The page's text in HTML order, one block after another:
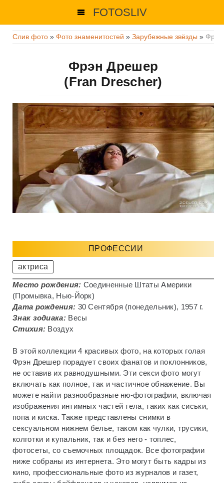
FOTOSLIV
Слив фото » Фото знаменитостей » Зарубежные звёзды »
Фрэн Дрешер
(Fran Drescher)
ПРОФЕССИИ
актриса
Место рождения: Соединенные Штаты Америки
(Промывка, Нью-Йорк)
Дата рождения: 30 Сентября (понедельник), 1957 г.
Знак зодиака:Весы
Стихия: Воздух
В этой коллекции 4 красивых фото, на которых голая
Фрэн Дрешер порадует своих фанатов и поклонников,
не оставив их равнодушными. Эти секси фото могут
включать как полное, так и частичное обнажение. Вы
можете найти разнообразные ню-фотографии, включая
изображения интимных частей тела, таких как сиськи,
попа и киска. Также представлены снимки в
сексуальном нижнем белье, таком как чулки, трусики,
колготки и купальник, так и без него - топлес,
фотосеты, со съемочных площадок. Все фотографии
ниже собраны из интернета. Это могут быть кадры из
кино, профессиональные фото из журналов и газет,